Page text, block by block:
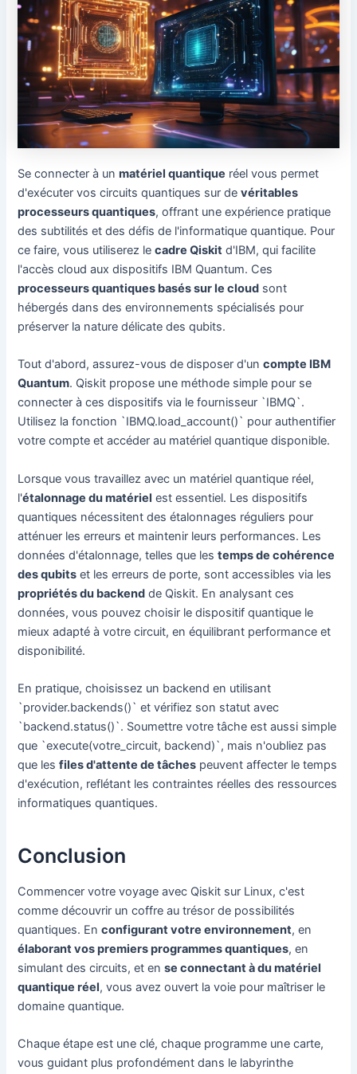
Se connecter à unmatériel quantique réel vous permet
d'exécuter vos circuits quantiques sur devéritables
processeurs quantiques, offrant une expérience pratique
des subtilités et des défis de l'informatique quantique. Pour
ce faire, vous utiliserez lecadre Qiskit d'IBM, qui facilite
l'accès cloud aux dispositifs IBM Quantum. Ces
processeurs quantiques basés sur le cloud sont
hébergés dans des environnements spécialisés pour
préserver la nature délicate des qubits.
Tout d'abord, assurez-vous de disposer d'uncompte IBM
Quantum. Qiskit propose une méthode simple pour se
connecter à ces dispositifs via le fournisseur `IBMQ`.
Utilisez la fonction `IBMQ.load_account()` pour authentifier
votre compte et accéder au matériel quantique disponible.
Lorsque vous travaillez avec un matériel quantique réel,
l'étalonnage du matériel est essentiel. Les dispositifs
quantiques nécessitent des étalonnages réguliers pour
atténuer les erreurs et maintenir leurs performances. Les
données d'étalonnage, telles que lestemps de cohérence
des qubits et les erreurs de porte, sont accessibles via les
propriétés du backend de Qiskit. En analysant ces
données, vous pouvez choisir le dispositif quantique le
mieux adapté à votre circuit, en équilibrant performance et
disponibilité.
En pratique, choisissez un backend en utilisant
`provider.backends()` et vérifiez son statut avec
`backend.status()`. Soumettre votre tâche est aussi simple
que `execute(votre_circuit, backend)`, mais n'oubliez pas
que lesfiles d'attente de tâches peuvent affecter le temps
d'exécution, reflétant les contraintes réelles des ressources
informatiques quantiques.
Conclusion
Commencer votre voyage avec Qiskit sur Linux, c'est
comme découvrir un coffre au trésor de possibilités
quantiques. Enconfigurant votre environnement, en
élaborant vos premiers programmes quantiques, en
simulant des circuits, et ense connectant à du matériel
quantique réel, vous avez ouvert la voie pour maîtriser le
domaine quantique.
Chaque étape est une clé, chaque programme une carte,
vous guidant plus profondément dans le labyrinthe